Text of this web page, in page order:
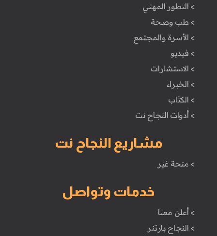
> التطور المهني
> طب وصحة
> الأسرة والمجتمع
> فيديو
> الاستشارات
> الخبراء
> الكتَاب
> أدوات النجاح نت
مشاريع النجاح نت
> منحة غيّر
خدمات وتواصل
> أعلن معنا
> النجاح بارتنر